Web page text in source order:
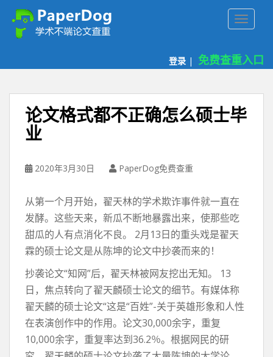
登录 | 免费查重入口
论文格式都不正确怎么硕士毕
业
2020年3月30日 PaperDog免费查重
从第一个月开始，翟天林的学术欺诈事件就一直在
发酵。这些天来，新瓜不断地暴露出来，使那些吃
甜瓜的人有点消化不良。 2月13日的重头戏是翟天
霖的硕士论文是从陈坤的论文中抄袭而来的！
抄袭论文“知网”后，翟天林被网友挖出无知。 13
日，焦点转向了翟天麟硕士论文的细节。有媒体称
翟天麟的硕士论文“这是“百姓”-关于英雄形象和人性
在表演创作中的作用。论文30,000余字，重复
10,000余字，重复率达到36.2％。根据网民的研